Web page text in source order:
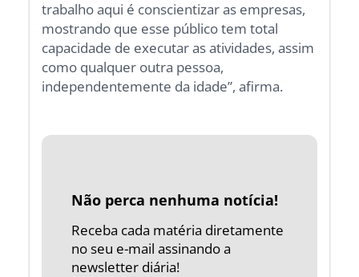
trabalho aqui é conscientizar as empresas,
mostrando que esse público tem total
capacidade de executar as atividades, assim
como qualquer outra pessoa,
independentemente da idade”, afirma.
Não perca nenhuma notícia!
Receba cada matéria diretamente
no seu e-mail assinando a
newsletter diária!